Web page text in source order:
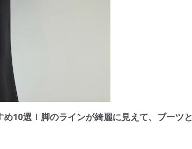
10選！脚のラインが綺麗に見えて、ブーツ